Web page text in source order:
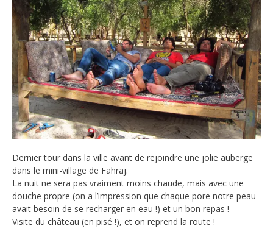
Dernier tour dans la ville avant de rejoindre une jolie auberge
dans le mini-village de Fahraj.
La nuit ne sera pas vraiment moins chaude, mais avec une
douche propre (on a l’impression que chaque pore notre peau
avait besoin de se recharger en eau !) et un bon repas !
Visite du château (en pisé !), et on reprend la route !